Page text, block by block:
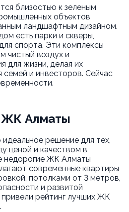
близостью к зеленым
объектов
ландшафтным дизайном.
есть парки и скверы,
спорта. Эти комплексы
чистый воздух и
для жизни, делая их
семей и инвесторов. Сейчас
ЖК Алматы
решение для тех,
ценой и качеством в
недорогие ЖК Алматы
современные квартиры
потолками от 3 метров,
и развитой
рейтинг лучших ЖК